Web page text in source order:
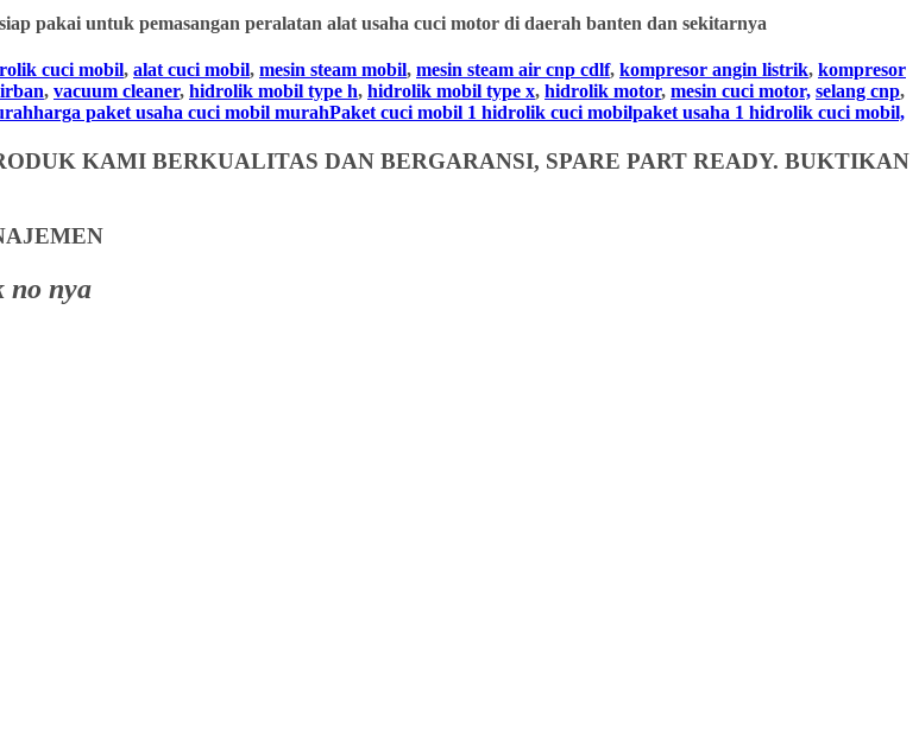
pakai untuk pemasangan peralatan alat usaha cuci motor di daerah banten dan sekitarnya
cuci mobil, alat cuci mobil, mesin steam mobil, mesin steam air cnp cdlf, kompresor angin listrik, kompresor
, vacuum cleaner, hidrolik mobil type h, hidrolik mobil type x, hidrolik motor, mesin cuci motor, selang cnp,
paket usaha cuci mobil murahPaket cuci mobil 1 hidrolik cuci mobilpaket usaha 1 hidrolik cuci mobil,
KAMI BERKUALITAS DAN BERGARANSI, SPARE PART READY. BUKTIKAN
no nya